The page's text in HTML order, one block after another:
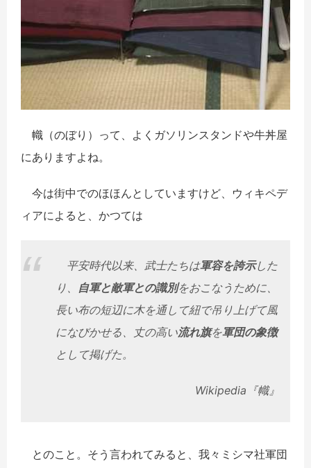
幟（のぼり）って、よくガソリンスタンドや牛丼屋
にありますよね。
今は街中でのほほんとしていますけど、ウィキペデ
ィアによると、かつては
平安時代以来、武士たちは軍容を誇示した
り、 自軍と敵軍との識別をおこなうために、
長い布の短辺に木を通して紐で吊り上げて風
になびかせる、丈の高い流れ旗を軍団の象徴
として掲げた。
Wikipedia『幟』
とのこと。そう言われてみると、我々ミシマ社軍団